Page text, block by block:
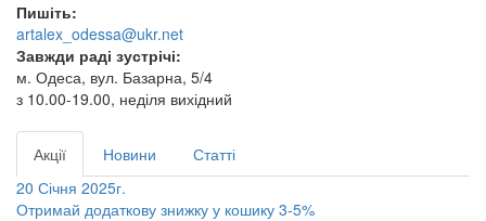
Пишіть:
artalex_odessa@ukr.net
Завжди раді зустрічі:
м. Одеса, вул. Базарна, 5/4
з 10.00-19.00, неділя вихідний
Акції Новини
Статті
20 Січня 2025г.
Отримай додаткову знижку у кошику 3-5%